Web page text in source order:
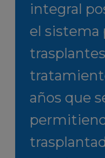
integral
el sistema
años que